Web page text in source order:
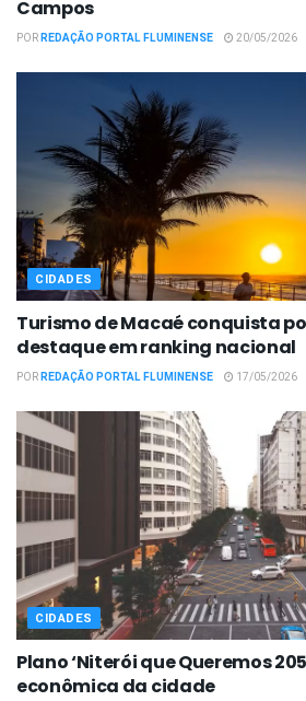
Campos
PORREDAÇÃO PORTAL FLUMINENSE 20/05/2026
CIDADES
Turismo de Macaé conquista
destaque em ranking nacional
PORREDAÇÃO PORTAL FLUMINENSE 17/05/2026
CIDADES
Plano ‘Niterói que Queremos
econômica da cidade